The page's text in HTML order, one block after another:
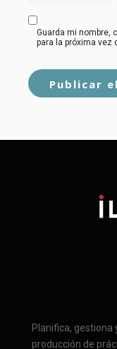
Guarda mi nombre,
para la próxima vez
Planifica, gestiona
producción de